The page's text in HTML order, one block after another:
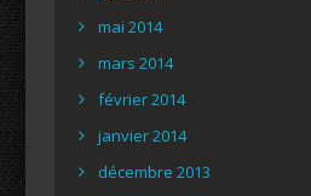
mai 2014
mars 2014
février 2014
janvier 2014
décembre 2013